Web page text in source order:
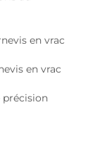
en vrac
en vrac
précision